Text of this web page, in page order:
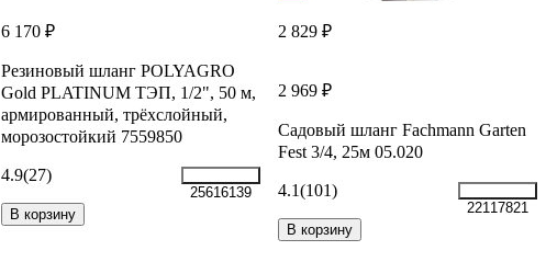
6 170 ₽
Резиновый шланг POLYAGRO
Gold PLATINUM ТЭП, 1/2", 50 м,
армированный, трёхслойный,
морозостойкий 7559850
4.9(27)
25616139
В корзину
2 829 ₽
2 969 ₽
Садовый шланг Fachmann Garten
Fest 3/4, 25м 05.020
4.1(101)
22117821
В корзину